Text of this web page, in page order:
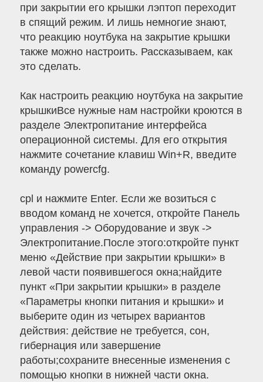
при закрытии его крышки лэптоп переходит
в спящий режим. И лишь немногие знают,
что реакцию ноутбука на закрытие крышки
также можно настроить. Рассказываем, как
это сделать.
Как настроить реакцию ноутбука на закрытие
крышкиВсе нужные нам настройки кроются в
разделе Электропитание интерфейса
операционной системы. Для его открытия
нажмите сочетание клавиш Win+R, введите
команду powercfg.
cpl и нажмите Enter. Если же возиться с
вводом команд не хочется, откройте Панель
управления -> Оборудование и звук ->
Электропитание.После этого:откройте пункт
меню «Действие при закрытии крышки» в
левой части появившегося окна;найдите
пункт «При закрытии крышки» в разделе
«Параметры кнопки питания и крышки» и
выберите один из четырех вариантов
действия: действие не требуется, сон,
гибернация или завершение
работы;сохраните внесенные изменения с
помощью кнопки в нижней части окна.